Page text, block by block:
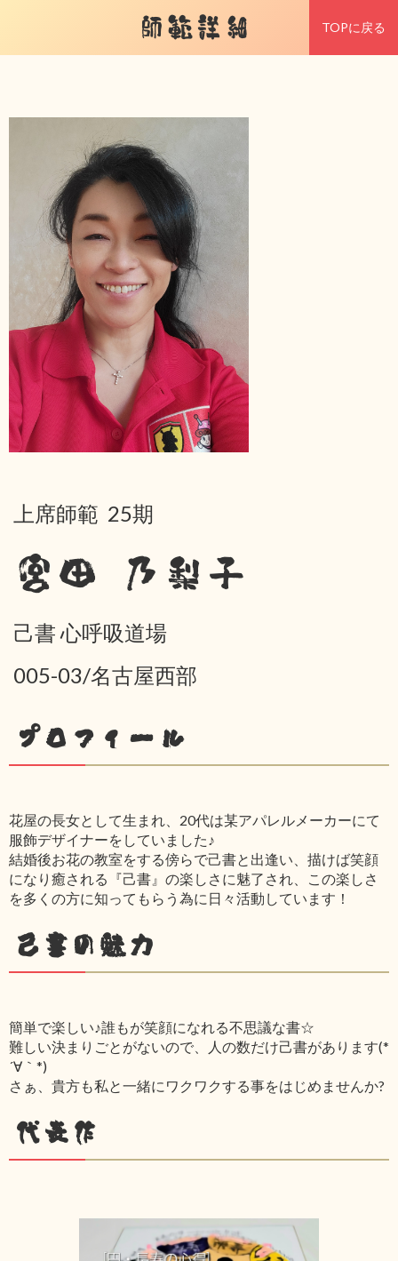
師範詳細 TOPに戻る
上席師範 25期
宮田 乃梨子
己書 心呼吸道場
005-03/名古屋西部
プロフィール
花屋の長女として生まれ、20代は某アパレルメーカーにて
服飾デザイナーをしていました♪
結婚後お花の教室をする傍らで己書と出逢い、描けば笑顔
になり癒される『己書』の楽しさに魅了され、この楽しさ
を多くの方に知ってもらう為に日々活動しています！
己書の魅力
簡単で楽しい♪誰もが笑顔になれる不思議な書☆
難しい決まりごとがないので、人の数だけ己書があります(*
´∀｀*)
さぁ、貴方も私と一緒にワクワクする事をはじめませんか?
代表作